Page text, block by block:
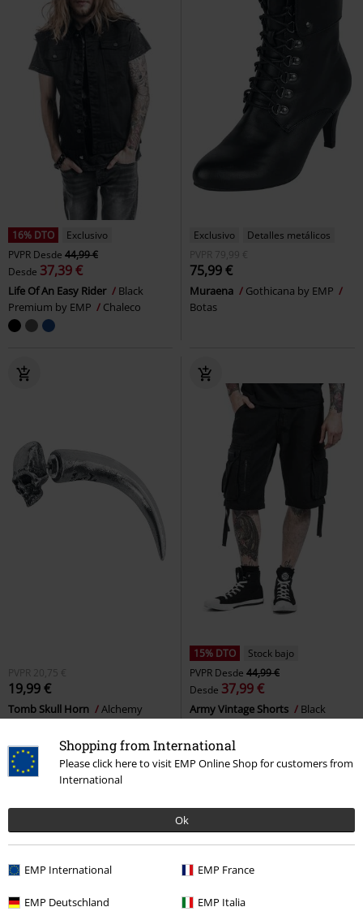
Shopping from International
Please click here to visit EMP Online Shop for customers from
International
Ok
EMP International EMP France
EMP Deutschland EMP Italia
16% DTO
Exclusivo
PVPR Desde 44,99 €
Desde 37,39 €
Life Of An Easy Rider
Black
Premium by EMP
Chaleco
Exclusivo
Detalles metálicos
PVPR 79,99 €
75,99 €
Muraena
Gothicana by EMP
Botas
PVPR 20,75 €
19,99 €
Tomb Skull Horn
Alchemy
15% DTO
Stock bajo
PVPR Desde 44,99 €
Desde 37,99 €
Army Vintage Shorts
Black
cortos